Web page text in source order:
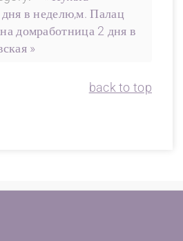
в неделю,м. Палац
домработница 2 дня в
»
back to top